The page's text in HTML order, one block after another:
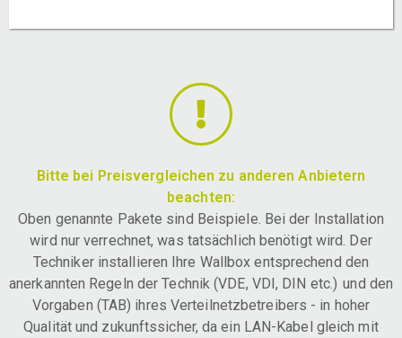
Bitte bei Preisvergleichen zu anderen Anbietern
beachten:
Oben genannte Pakete sind Beispiele. Bei der Installation
wird nur verrechnet, was tatsächlich benötigt wird. Der
Techniker installieren Ihre Wallbox entsprechend den
anerkannten Regeln der Technik (VDE, VDI, DIN etc.) und den
Vorgaben (TAB) ihres Verteilnetzbetreibers - in hoher
Qualität und zukunftssicher, da ein LAN-Kabel gleich mit